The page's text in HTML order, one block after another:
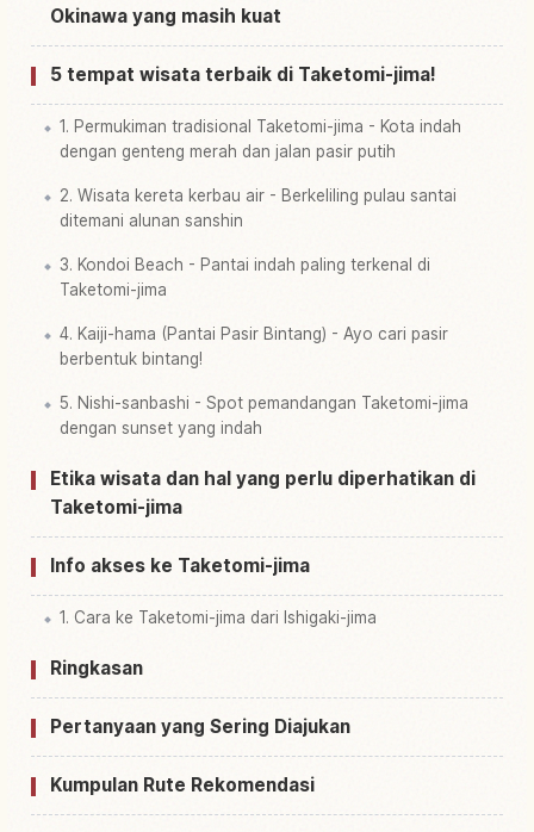
Okinawa yang masih kuat
5 tempat wisata terbaik di Taketomi-jima!
1. Permukiman tradisional Taketomi-jima - Kota indah
dengan genteng merah dan jalan pasir putih
2. Wisata kereta kerbau air - Berkeliling pulau santai
ditemani alunan sanshin
3. Kondoi Beach - Pantai indah paling terkenal di
Taketomi-jima
4. Kaiji-hama (Pantai Pasir Bintang) - Ayo cari pasir
berbentuk bintang!
5. Nishi-sanbashi - Spot pemandangan Taketomi-jima
dengan sunset yang indah
Etika wisata dan hal yang perlu diperhatikan di
Taketomi-jima
Info akses ke Taketomi-jima
1. Cara ke Taketomi-jima dari Ishigaki-jima
Ringkasan
Pertanyaan yang Sering Diajukan
Kumpulan Rute Rekomendasi